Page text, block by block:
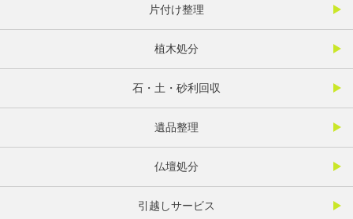
片付け整理
植木処分
石・土・砂利回収
遺品整理
仏壇処分
引越しサービス